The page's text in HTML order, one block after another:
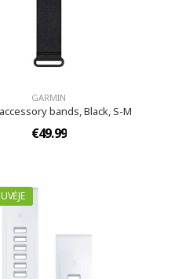
GARMIN
bands, Black, S-M
€49.99